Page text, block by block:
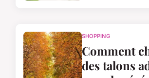
SHOPPING
Comment
des talons